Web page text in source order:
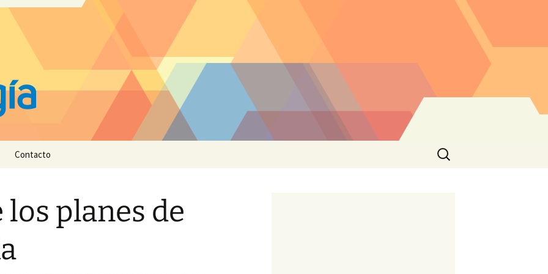
Contacto
Buscar:
planes de